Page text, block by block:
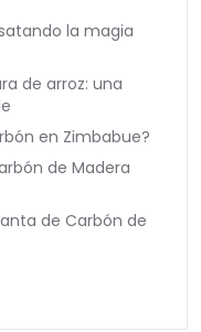
la magia
de arroz: una
en Zimbabue?
de Madera
de Carbón de